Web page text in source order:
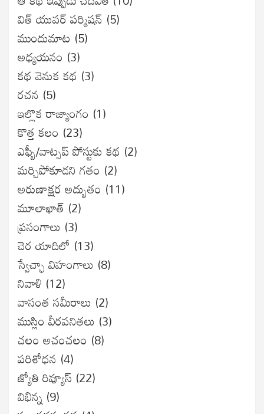
విత్ యువర్ పర్మిషన్ (5)
ముందుమాట (5)
అధ్యయనం (3)
కథ వెనుక కథ (3)
రచన (5)
ఇల్లొక రాజ్యాంగం (1)
కొత్త కలం (23)
ఎఫ్బీ/వాట్సప్ పోస్టుకు కథ (2)
మర్చిపోకూడని గతం (2)
అరుణాక్షర అద్భుతం (11)
మూలాఖాత్ (2)
ప్రసంగాలు (3)
చెర యాదిలో (13)
స్వేచ్ఛా విహంగాలు (8)
నివాళి (12)
వాసంత సమీరాలు (2)
ముస్లిం వీరవనితలు (3)
చలం అచంచలం (8)
ప‌రిశోధ‌న‌ (4)
జ్యోతి రివ్యూస్ (22)
విభిన్న (9)